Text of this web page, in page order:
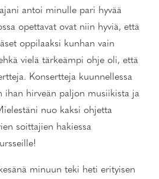
antoi minulle pari hyvää
opettavat ovat niin hyviä, että
oppilaaksi kunhan vain
vielä tärkeämpi ohje oli, että
Konsertteja kuunnellessa
ihan hirveän paljon musiikista ja
nuo kaksi ohjetta
soittajien hakiessa
minuun teki heti erityisen